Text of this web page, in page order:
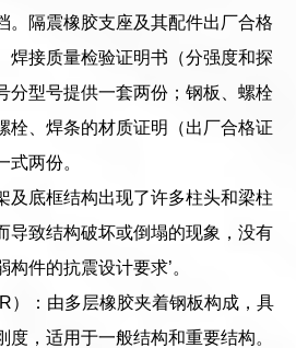
。隔震橡胶支座及其配件出厂合格
焊接质量检验证明书（分强度和探
分型号提供一套两份；钢板、螺栓
栓、焊条的材质证明（出厂合格证
式两份。
及底框结构出现了许多柱头和梁柱
导致结构破坏或倒塌的现象，没有
件的抗震设计要求’。
）：由多层橡胶夹着钢板构成，具
，适用于一般结构和重要结构。